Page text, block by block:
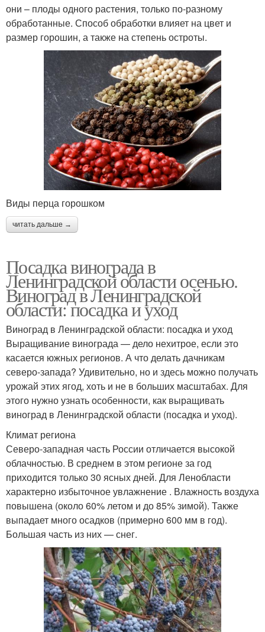
они – плоды одного растения, только по-разному
обработанные. Способ обработки влияет на цвет и
размер горошин, а также на степень остроты.
Виды перца горошком
читать дальше →
Посадка винограда в
Ленинградской области осенью.
Виноград в Ленинградской
области: посадка и уход
Виноград в Ленинградской области: посадка и уход
Выращивание винограда — дело нехитрое, если это
касается южных регионов. А что делать дачникам
северо-запада? Удивительно, но и здесь можно получать
урожай этих ягод, хоть и не в больших масштабах. Для
этого нужно узнать особенности, как выращивать
виноград в Ленинградской области (посадка и уход).
Климат региона
Северо-западная часть России отличается высокой
облачностью. В среднем в этом регионе за год
приходится только 30 ясных дней. Для Ленобласти
характерно избыточное увлажнение . Влажность воздуха
повышена (около 60% летом и до 85% зимой). Также
выпадает много осадков (примерно 600 мм в год).
Большая часть из них — снег.